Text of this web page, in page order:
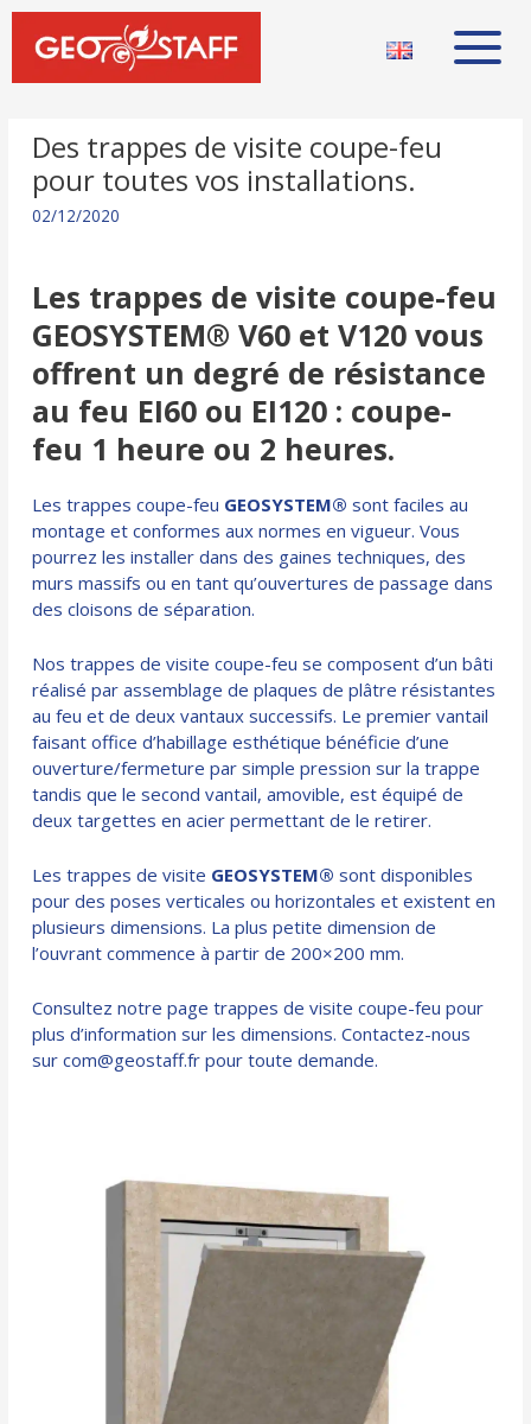
Des trappes de visite coupe-feu
pour toutes vos installations.
02/12/2020
Les trappes de visite coupe-feu
GEOSYSTEM® V60 et V120 vous
offrent un degré de résistance
au feu EI60 ou EI120 : coupe-
feu 1 heure ou 2 heures.
Les trappes coupe-feu GEOSYSTEM®sont faciles au
montage et conformes aux normes en vigueur. Vous
pourrez les installer dans des gaines techniques, des
murs massifs ou en tant qu’ouvertures de passage dans
des cloisons de séparation.
Nos trappes de visite coupe-feu se composent d’un bâti
réalisé par assemblage de plaques de plâtre résistantes
au feu et de deux vantaux successifs. Le premier vantail
faisant office d’habillage esthétique bénéficie d’une
ouverture/fermeture par simple pression sur la trappe
tandis que le second vantail, amovible, est équipé de
deux targettes en acier permettant de le retirer.
Les trappes de visite GEOSYSTEM® sont disponibles
pour des poses verticales ou horizontales et existent en
plusieurs dimensions. La plus petite dimension de
l’ouvrant commence à partir de 200×200 mm.
Consultez notre pagetrappes de visite coupe-feu pour
plus d’information sur les dimensions. Contactez-nous
sur com@geostaff.fr pour toute demande.